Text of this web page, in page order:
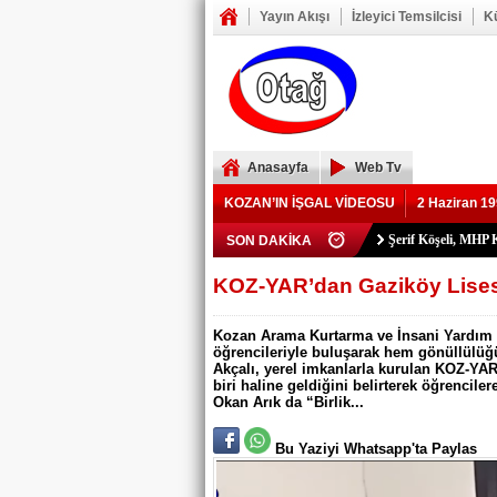
Yayın Akışı İzleyici Temsilcisi
Anasayfa Web Tv
KOZAN’IN İŞGAL VİDEOSU 2 Haziran
SON DAKİKA
YIKILAN İMAM
73 yaşındaki
Şerif Köşeli, MHP
ZAFER
YASSIÇALI-
Polis Memuru
Kozan Gedikli
Eskimantaş Köyü
FEKE’DE
KOZAN’DA
BÖBREKLERİ
DAMDAN
Feke’de Yeni
Kozan’daki
Mansurlu Yol
KOZ-YAR’dan Gaziköy
Kozan Arama Kurtarma ve İnsani
öğrencileriyle buluşarak hem
Akçalı, yerel imkanlarla kurulan KOZ-
biri haline geldiğini belirterek
Okan Arık da “Birlik...
Bu Yaziyi Whatsapp'ta Paylas